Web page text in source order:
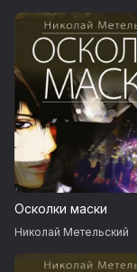
Осколки маски
Николай Метельский